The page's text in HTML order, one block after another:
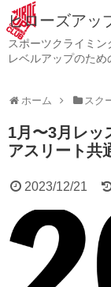
ヒローズアッ
スポーツクライミ
レベルアップのた
ホーム スク
1月〜3月レッ
アスリート共
2023/12/21